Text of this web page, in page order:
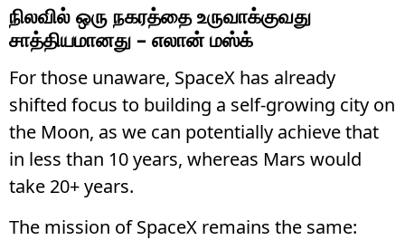
நிலவில் ஒரு நகரத்தை உருவாக்குவது
சாத்தியமானது – எலான் மஸ்க்
For those unaware, SpaceX has already
shifted focus to building a self-growing city on
the Moon, as we can potentially achieve that
in less than 10 years, whereas Mars would
take 20+ years.
The mission of SpaceX remains the same: